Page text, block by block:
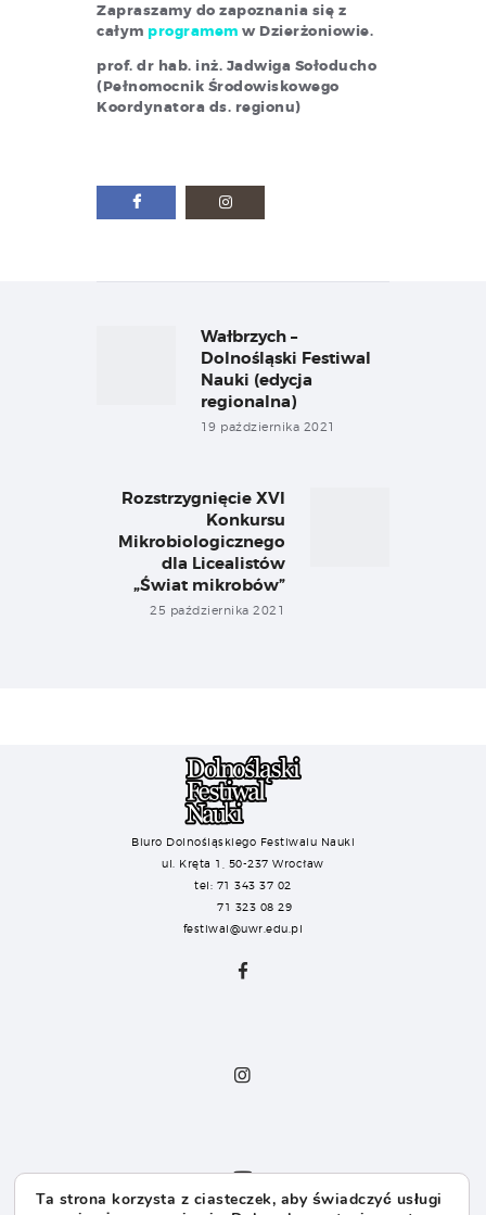
Zapraszamy do zapoznania się z
całym programem w Dzierżoniowie.
prof. dr hab. inż. Jadwiga Sołoducho
(Pełnomocnik Środowiskowego
Koordynatora ds. regionu)
Previous
post:
Wałbrzych –
Dolnośląski Festiwal
Nauki (edycja
regionalna)
19 października 2021
Rozstrzygnięcie XVI
Konkursu
Mikrobiologicznego
dla Licealistów
„Świat mikrobów”
25 października 2021
Biuro Dolnośląskiego Festiwalu Nauki
ul. Kręta 1, 50-237 Wrocław
tel: 71 343 37 02
71 323 08 29
festiwal@uwr.edu.pl
Ta strona korzysta z ciasteczek, aby świadczyć usługi